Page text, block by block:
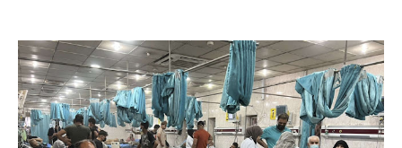
القروض والسلف
المنح المالية